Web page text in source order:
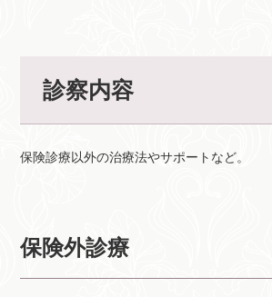
診察内容
保険診療以外の治療法やサポートなど。
保険外診療